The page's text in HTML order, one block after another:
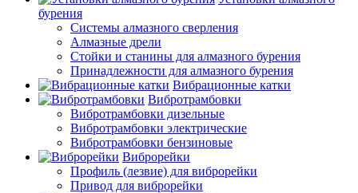
бурения
Системы алмазного сверления
Алмазные дрели
Стойки и станины для алмазного бурения
Принадлежности для алмазного бурения
Вибрационные катки
Вибротрамбовки
Вибротрамбовки дизельные
Вибротрамбовки электрические
Вибротрамбовки бензиновые
Виброрейки
Профиль (лезвие) для виброрейки
Привод для виброрейки